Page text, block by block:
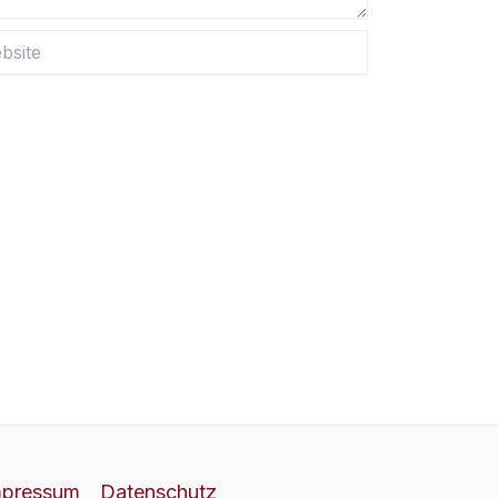
Datenschutz